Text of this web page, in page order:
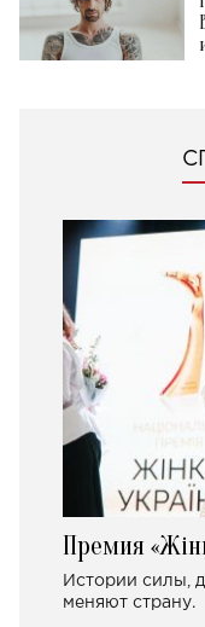
Премия
Истории силы,
меняют страну.